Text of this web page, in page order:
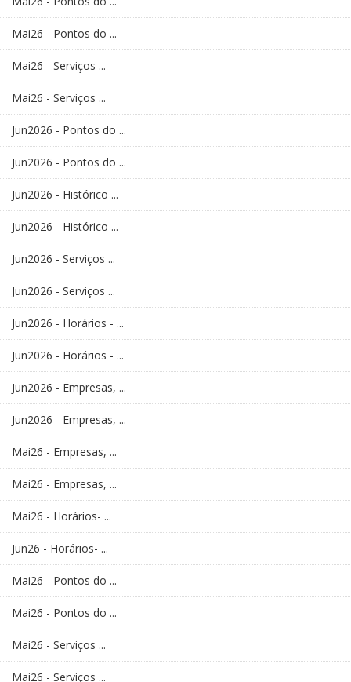
Mai26 - Pontos do ...
Mai26 - Serviços ...
Mai26 - Serviços ...
Jun2026 - Pontos do ...
Jun2026 - Pontos do ...
Jun2026 - Histórico ...
Jun2026 - Histórico ...
Jun2026 - Serviços ...
Jun2026 - Serviços ...
Jun2026 - Horários - ...
Jun2026 - Horários - ...
Jun2026 - Empresas, ...
Jun2026 - Empresas, ...
Mai26 - Empresas, ...
Mai26 - Empresas, ...
Mai26 - Horários- ...
Jun26 - Horários- ...
Mai26 - Pontos do ...
Mai26 - Pontos do ...
Mai26 - Serviços ...
Mai26 - Serviços ...